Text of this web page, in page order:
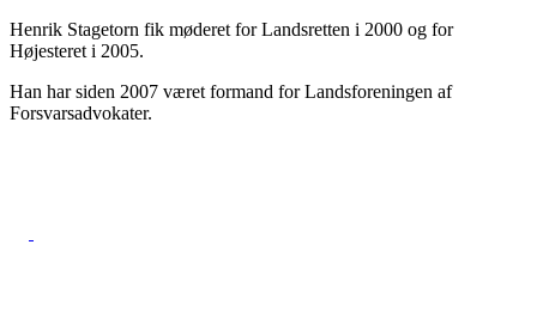
Henrik Stagetorn fik møderet for Landsretten i 2000 og for
Højesteret i 2005.
Han har siden 2007 været formand for Landsforeningen af
Forsvarsadvokater.